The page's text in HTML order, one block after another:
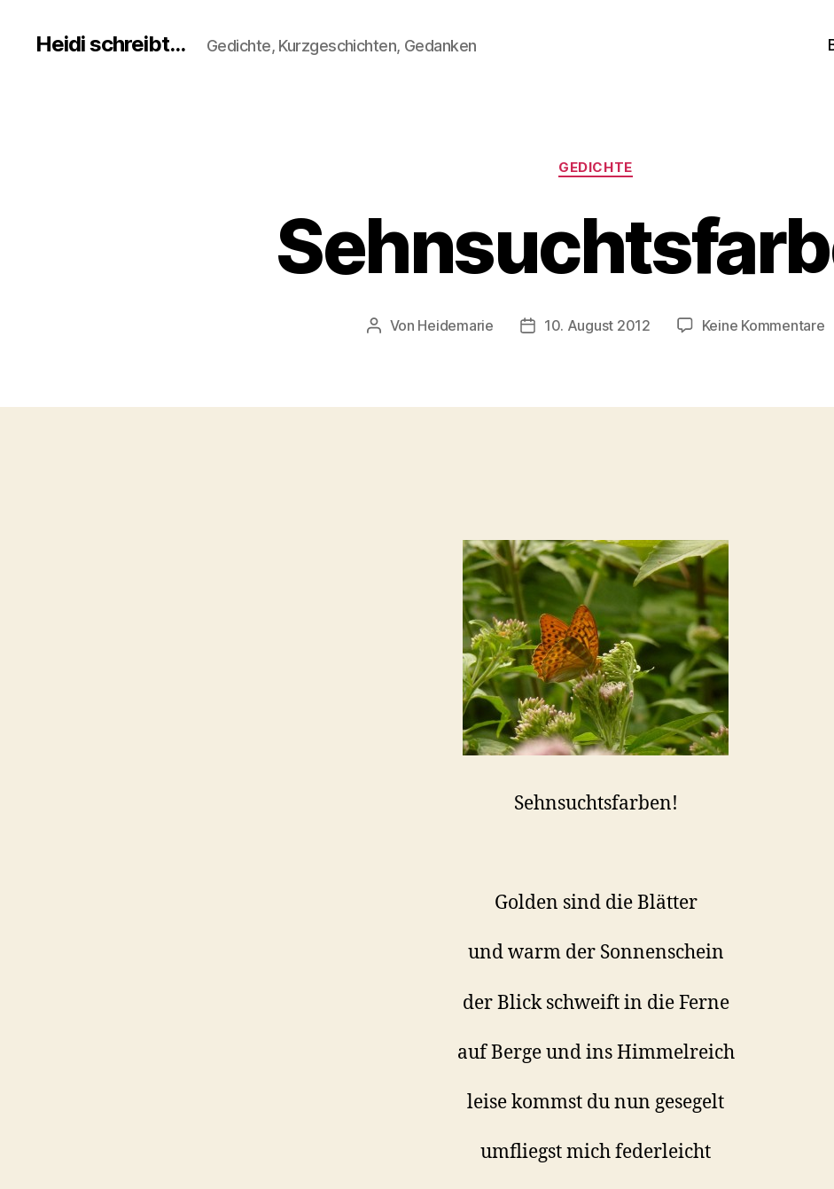
Heidi schreibt... Gedichte, Kurzgeschichten, Gedanken
Kategorien
GEDICHTE
Beitragsautor
Von Heidemarie Veröffentlichungsdatum
10. August 2012 Keine Kommentarezu
Sehnsuchtsfarben!
Golden sind die Blätter
und warm der Sonnenschein
der Blick schweift in die Ferne
auf Berge und ins Himmelreich
leise kommst du nun gesegelt
umfliegst mich federleicht